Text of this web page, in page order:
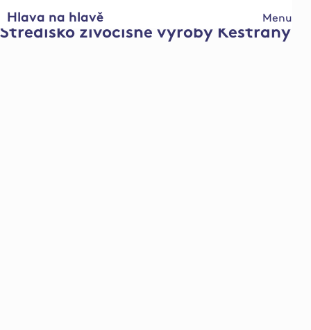
Menu
Hlava na hlavě
Středisko živočišné výroby Kestřany